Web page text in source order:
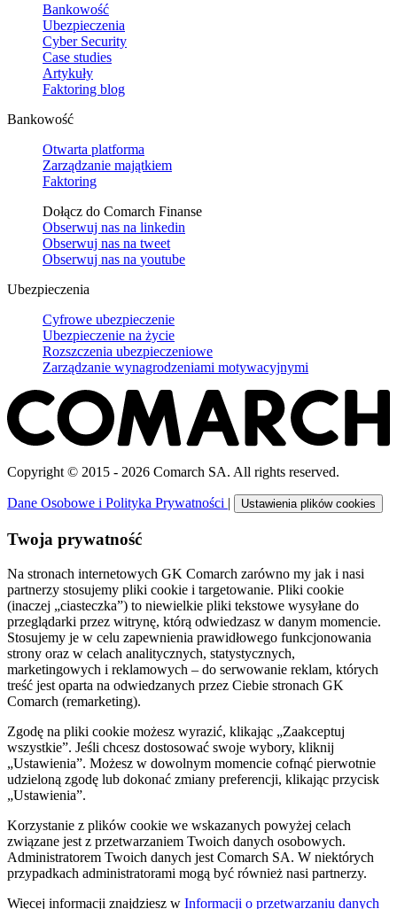
Bankowość
Ubezpieczenia
Cyber Security
Case studies
Artykuły
Faktoring blog
Bankowość
Otwarta platforma
Zarządzanie majątkiem
Faktoring
Dołącz do Comarch Finanse
Obserwuj nas na linkedin
Obserwuj nas na tweet
Obserwuj nas na youtube
Ubezpieczenia
Cyfrowe ubezpieczenie
Ubezpieczenie na życie
Rozszczenia ubezpieczeniowe
Zarządzanie wynagrodzeniami motywacyjnymi
Copyright © 2015 - 2026 Comarch SA. All rights reserved.
Dane Osobowe i Polityka Prywatności | Ustawienia plików cookies
Twoja prywatność
Na stronach internetowych GK Comarch zarówno my jak i nasi
partnerzy stosujemy pliki cookie i targetowanie. Pliki cookie
(inaczej „ciasteczka”) to niewielkie pliki tekstowe wysyłane do
przeglądarki przez witrynę, którą odwiedzasz w danym momencie.
Stosujemy je w celu zapewnienia prawidłowego funkcjonowania
strony oraz w celach analitycznych, statystycznych,
marketingowych i reklamowych – do serwowanie reklam, których
treść jest oparta na odwiedzanych przez Ciebie stronach GK
Comarch (remarketing).
Zgodę na pliki cookie możesz wyrazić, klikając „Zaakceptuj
wszystkie”. Jeśli chcesz dostosować swoje wybory, kliknij
„Ustawienia”. Możesz w dowolnym momencie cofnąć pierwotnie
udzieloną zgodę lub dokonać zmiany preferencji, klikając przycisk
„Ustawienia”.
Korzystanie z plików cookie we wskazanych powyżej celach
związane jest z przetwarzaniem Twoich danych osobowych.
Administratorem Twoich danych jest Comarch SA. W niektórych
przypadkach administratorami mogą być również nasi partnerzy.
Więcej informacji znajdziesz w Informacji o przetwarzaniu danych